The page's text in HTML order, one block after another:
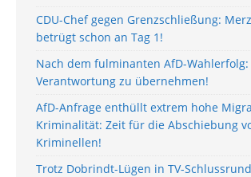
CDU-Chef gegen Grenzschließung:
betrügt schon an Tag 1!
Nach dem fulminanten AfD-Wahlerfolg:
Verantwortung zu übernehmen!
AfD-Anfrage enthüllt extrem hohe
Kriminalität: Zeit für die Abschiebung
Kriminellen!
Trotz Dobrindt-Lügen in TV-